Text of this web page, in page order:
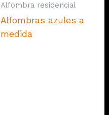
Alfombra residencial
Alfombras azules a
medida